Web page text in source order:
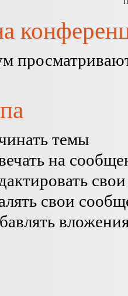
темы
на
свои